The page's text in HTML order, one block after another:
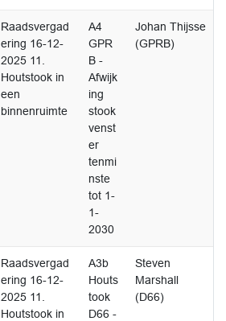
Raadsvergad
ering 16-12-
2025 11.
Houtstook in
een
binnenruimte
A4
GPR
B -
Afwijk
ing
stook
venst
er
tenmi
nste
tot 1-
1-
2030
Johan Thijsse
(GPRB)
Raadsvergad
ering 16-12-
2025 11.
Houtstook in
A3b
Houts
took
D66 -
Steven
Marshall
(D66)